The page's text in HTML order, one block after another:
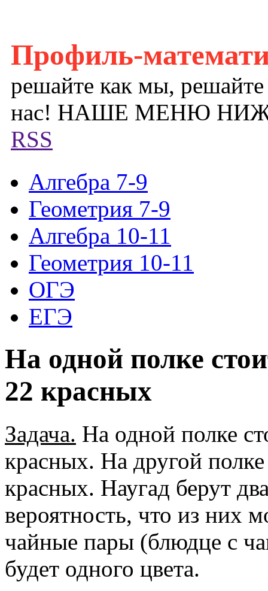
Профиль-
решайте как мы,
нас! НАШЕ МЕНЮ
RSS
Алгебра 7-9
Геометрия 7-9
Алгебра 10-11
Геометрия 10-11
ОГЭ
ЕГЭ
На одной полке
22 красных
Задача. На одной полке
красных. На другой
красных. Наугад берут
вероятность, что из них
чайные пары (блюдце с
будет одного цвета.